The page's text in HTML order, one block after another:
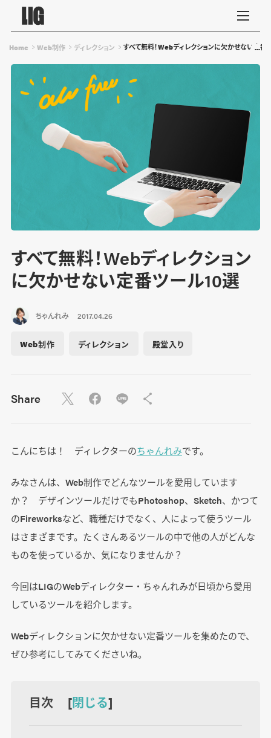
Home Web制作 ディレクション すべて無料！Webディレクションに欠かせない定番
すべて無料！Webディレクション
に欠かせない定番ツール10選
ちゃんれみ 2017.04.26
Web制作 ディレクション 殿堂入り
Share
こんにちは！ ディレクターのちゃんれみです。
みなさんは、Web制作でどんなツールを愛用しています
か？ デザインツールだけでもPhotoshop、Sketch、かつて
のFireworksなど、職種だけでなく、人によって使うツール
はさまざまです。たくさんあるツールの中で他の人がどんな
ものを使っているか、気になりませんか？
今回はLIGのWebディレクター・ちゃんれみが日頃から愛用
しているツールを紹介します。
Webディレクションに欠かせない定番ツールを集めたので、
ぜひ参考にしてみてくださいね。
目次 [閉じる]